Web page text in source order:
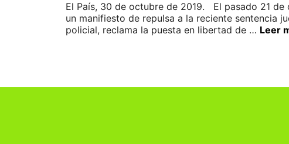
El País, 30 de octubre de 2019. El pasado 21
un manifiesto de repulsa a la reciente sentencia
policial, reclama la puesta en libertad de … Leer